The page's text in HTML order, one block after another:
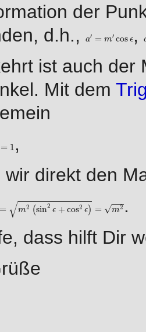
der
d.h.,
a′ = m′ cos ϵ
a′ cos ,
ist auch der
Mit dem
= 1 ,
wir direkt den
= √m2 (sin2 ϵ + cos2 ϵ) = √m2
2ϵ+cos2ϵ)=m2
.
dass hilft Dir